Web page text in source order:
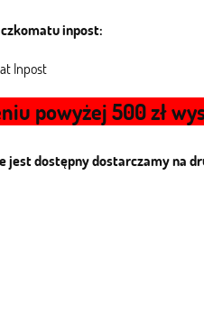
inpost:
Inpost
powyżej 500 zł
jest dostępny dostarczamy na